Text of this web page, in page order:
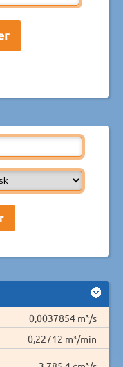
0,0037854 m³/s
0,22712 m³/min